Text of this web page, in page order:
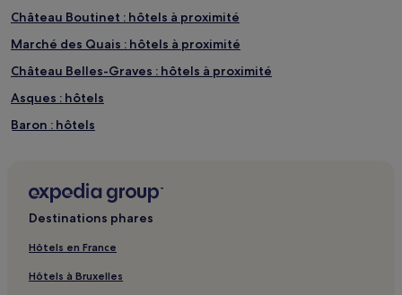
Château Boutinet : hôtels à proximité
Marché des Quais : hôtels à proximité
Château Belles-Graves : hôtels à proximité
Asques : hôtels
Baron : hôtels
Plage du Lac : hôtels à proximité
Le Bouscat : hôtels
Destinations phares
Hôtels en France
Hôtels à Bruxelles